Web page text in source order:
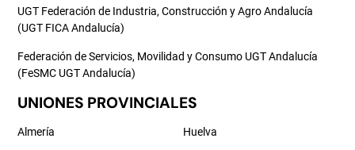
UGT Federación de Industria, Construcción y Agro Andalucía
(UGT FICA Andalucía)
Federación de Servicios, Movilidad y Consumo UGT Andalucía
(FeSMC UGT Andalucía)
UNIONES PROVINCIALES
Almería Huelva